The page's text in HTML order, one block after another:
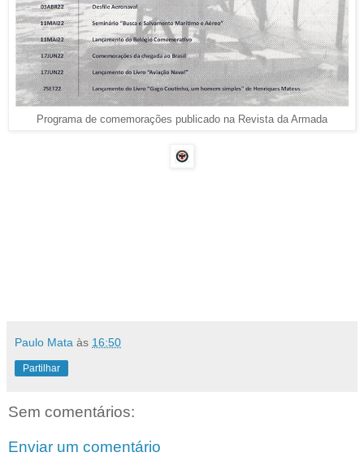
Programa de comemorações publicado na Revista da Armada
Paulo Mata às 16:50
Partilhar
Sem comentários:
Enviar um comentário